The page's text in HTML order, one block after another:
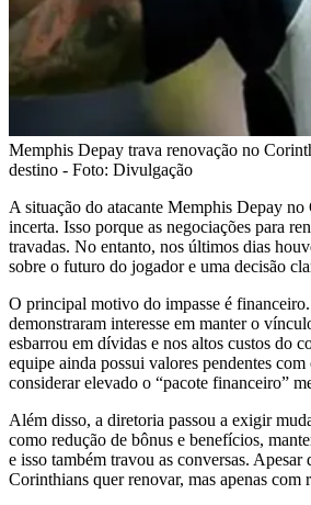
Memphis Depay trava renovação no
destino - Foto: Divulgação
A situação do atacante Memphis Depay no
incerta. Isso porque as negociações para
travadas. No entanto, nos últimos dias
sobre o futuro do jogador e uma decisão
O principal motivo do impasse é financeiro.
demonstraram interesse em manter o
esbarrou em dívidas e nos altos custos do
equipe ainda possui valores pendentes
considerar elevado o “pacote financeiro”
Além disso, a diretoria passou a exigir
como redução de bônus e benefícios,
e isso também travou as conversas. Apesar
Corinthians quer renovar, mas apenas com